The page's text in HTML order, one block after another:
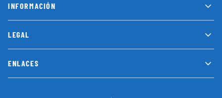
INFORMACIÓN
LEGAL
ENLACES